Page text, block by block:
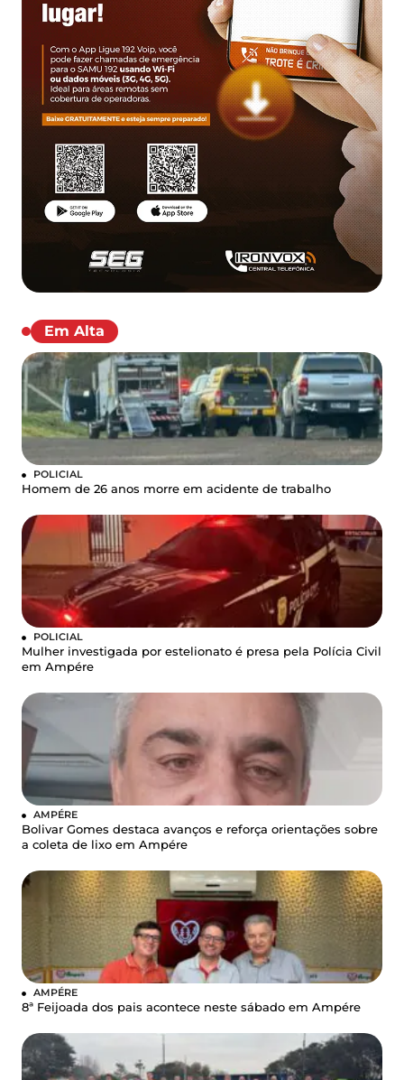
Em Alta
POLICIAL
Homem de 26 anos morre em acidente de trabalho
POLICIAL
Mulher investigada por estelionato é presa pela Polícia Civil
em Ampére
AMPÉRE
Bolivar Gomes destaca avanços e reforça orientações sobre
a coleta de lixo em Ampére
AMPÉRE
8ª Feijoada dos pais acontece neste sábado em Ampére